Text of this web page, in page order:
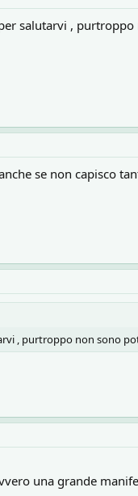
salutarvi ,
se non capisco
, purtroppo non sono
una grande